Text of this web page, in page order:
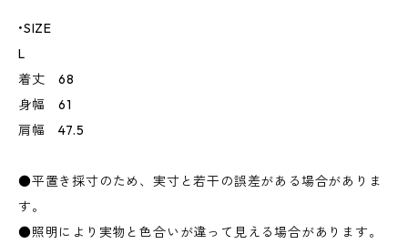
•SIZE
L
着丈 68
身幅 61
肩幅 47.5
●平置き採寸のため、実寸と若干の誤差がある場合がありま
す。
●照明により実物と色合いが違って見える場合があります。